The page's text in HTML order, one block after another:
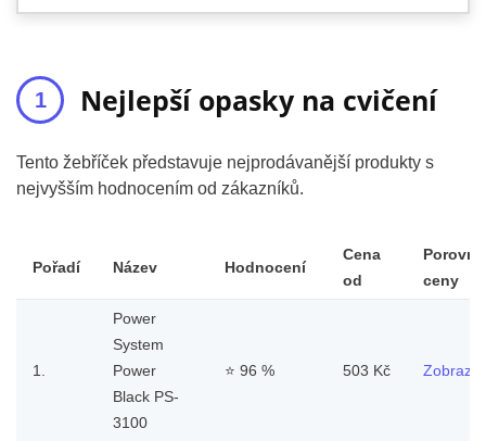
Nejlepší opasky na cvičení
Tento žebříček představuje nejprodávanější produkty s
nejvyšším hodnocením od zákazníků.
Pořadí Název Hodnocení
Cena
od
ceny
1.
Power
System
Power
Black PS-
3100
⭐ 96 % 503 Kč Zobrazit